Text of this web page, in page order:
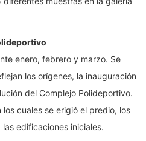
enero, febrero y marzo. Se
los orígenes, la inauguración
del Complejo Polideportivo.
cuales se erigió el predio, los
edificaciones iniciales.